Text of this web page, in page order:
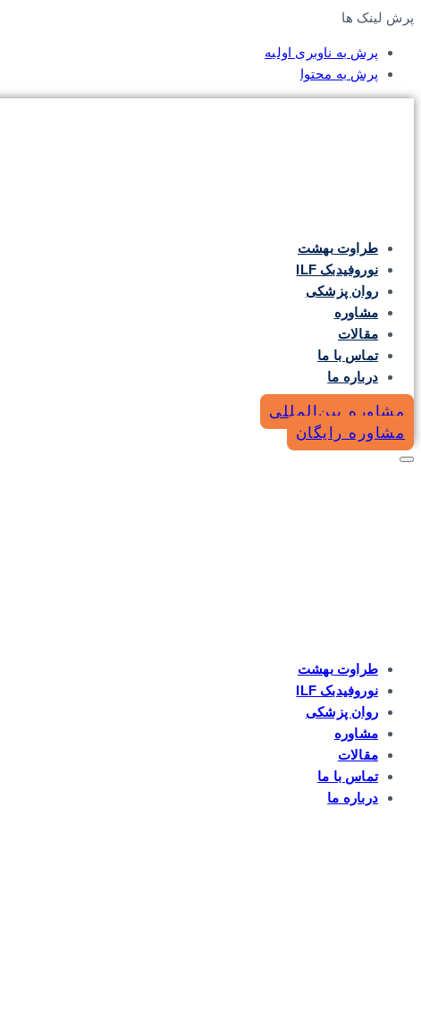
پرش لینک ها
پرش به ناوبری اولیه
پرش به محتوا
طراوت بهشت
نوروفیدبک ILF
روان پزشکی
مشاوره
مقالات
تماس با ما
درباره ما
مشاوره بین‌المللی
مشاوره رایگان
طراوت بهشت
نوروفیدبک ILF
روان پزشکی
مشاوره
مقالات
تماس با ما
درباره ما